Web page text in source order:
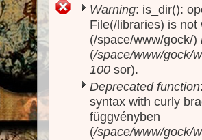
Hibaüzenet
Warning: is_dir():
File(/libraries) is
(/space/www/gock/)
(/space/www/gock/
100 sor).
Deprecated function
syntax with curly
függvényben
(/space/www/gock/